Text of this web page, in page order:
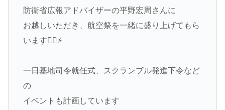
防衛省広報アドバイザーの平野宏周さんに
お越しいただき、航空祭を一緒に盛り上げてもら
います❤️‍🔥⚡️
一日基地司令就任式、スクランブル発進下令など
の
イベントも計画しています